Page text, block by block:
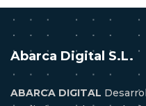
Abarca Digital S.L.
ABARCA DIGITAL